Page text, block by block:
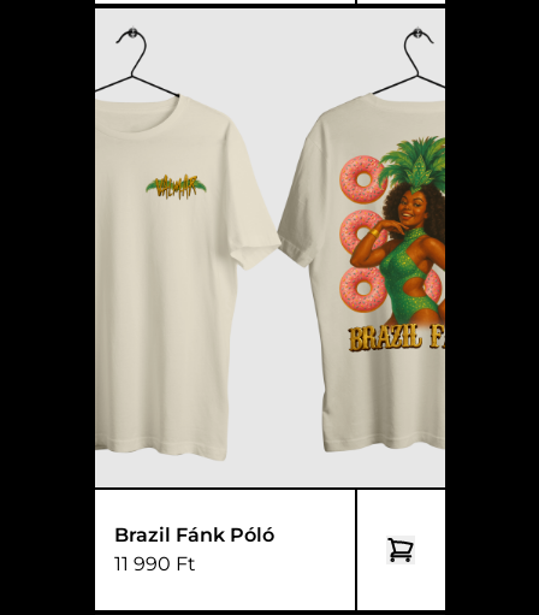
Brazil Fánk Póló
11 990 Ft